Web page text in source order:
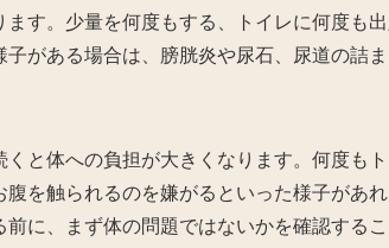
す。少量を何度もする、トイレに何度も
がある場合は、膀胱炎や尿石、尿道の詰
と体への負担が大きくなります。何度も
を触られるのを嫌がるといった様子があ
に、まず体の問題ではないかを確認する